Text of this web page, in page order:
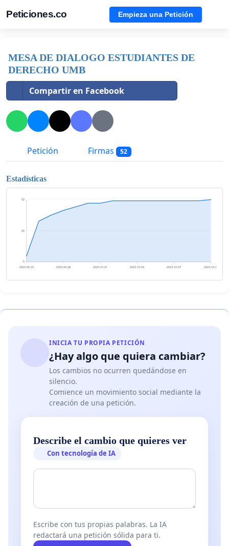
Peticiones.co Empieza una Petición
MESA DE DIALOGO ESTUDIANTES DE
DERECHO UMB
Compartir en Facebook
Petición Firmas 52
Estadísticas
0
26
52
2023-09-25 2023-09-28 2023-10-01 2023-10-04 2023-10-07 2023-10-10
INICIA TU PROPIA PETICIÓN
¿Hay algo que quiera cambiar?
Los cambios no ocurren quedándose en
silencio.
Comience un movimiento social mediante la
creación de una petición.
Describe el cambio que quieres ver
Con tecnología de IA
Escribe con tus propias palabras. La IA
redactará una petición sólida para ti.